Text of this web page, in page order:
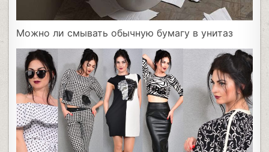
Можно ли смывать обычную бумагу в унитаз